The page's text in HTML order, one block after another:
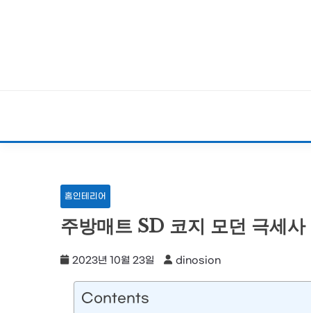
홈인테리어
주방매트 SD 코지 모던 극세
2023년 10월 23일 dinosion
Contents